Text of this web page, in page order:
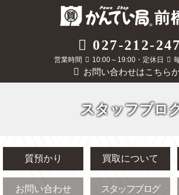
質屋かんてい
前橋店
027-212-
営業時間 10:00～19:00・定休日
お問い合わせはこちら
スタッフブロ
質預かり 買取について
お問い合わせ スタッフブログ